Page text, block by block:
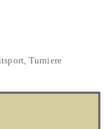
Turniere